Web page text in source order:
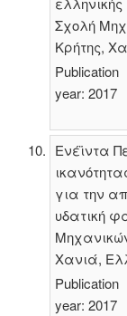
Σχολή
Κρήτης,
Publication
year: 2017
Ενέϊντα
για την
υδατική
Χανιά,
Publication
year: 2017